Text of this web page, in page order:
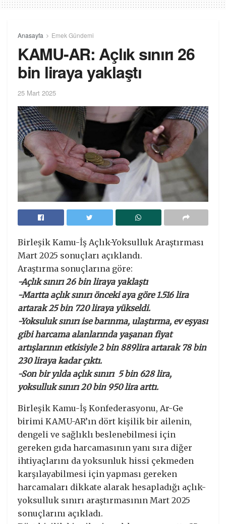
Anasayfa Emek Gündemi
KAMU-AR: Açlık sınırı 26
bin liraya yaklaştı
25 Mart 2025
Birleşik Kamu-İş Açlık-Yoksulluk Araştırması
Mart 2025 sonuçları açıklandı.
Araştırma sonuçlarına göre:
-Açlık sınırı 26 bin liraya yaklaştı
-Martta açlık sınırı önceki aya göre 1.516 lira
artarak 25 bin 720 liraya yükseldi.
-Yoksuluk sınırı ise barınma, ulaştırma, ev eşyası
gibi harcama alanlarında yaşanan fiyat
artışlarının etkisiyle 2 bin 889lira artarak 78 bin
230 liraya kadar çıktı.
-Son bir yılda açlık sınırı 5 bin 628 lira,
yoksulluk sınırı 20 bin 950 lira arttı.
Birleşik Kamu-İş Konfederasyonu, Ar-Ge
birimi KAMU-AR’ın dört kişilik bir ailenin,
dengeli ve sağlıklı beslenebilmesi için
gereken gıda harcamasının yanı sıra diğer
ihtiyaçlarını da yoksunluk hissi çekmeden
karşılayabilmesi için yapması gereken
harcamaları dikkate alarak hesapladığı açlık-
yoksulluk sınırı araştırmasının Mart 2025
sonuçlarını açıkladı.